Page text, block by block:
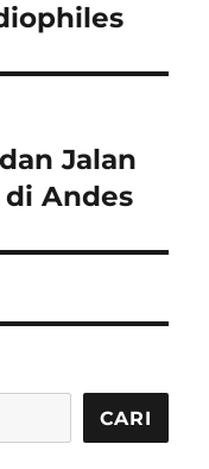
Jalan
Andes
CARI